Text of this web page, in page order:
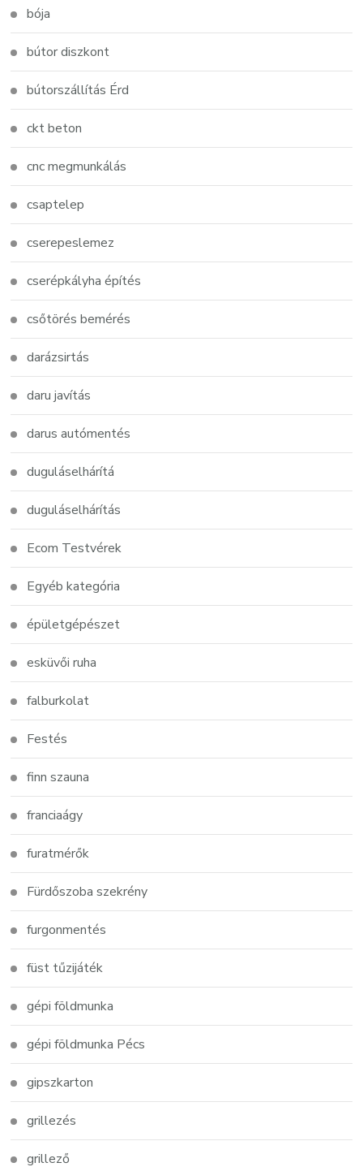
bója
bútor diszkont
bútorszállítás Érd
ckt beton
cnc megmunkálás
csaptelep
cserepeslemez
cserépkályha építés
csőtörés bemérés
darázsirtás
daru javítás
darus autómentés
duguláselhárítá
duguláselhárítás
Ecom Testvérek
Egyéb kategória
épületgépészet
esküvői ruha
falburkolat
Festés
finn szauna
franciaágy
furatmérők
Fürdőszoba szekrény
furgonmentés
füst tűzijáték
gépi földmunka
gépi földmunka Pécs
gipszkarton
grillezés
grillező